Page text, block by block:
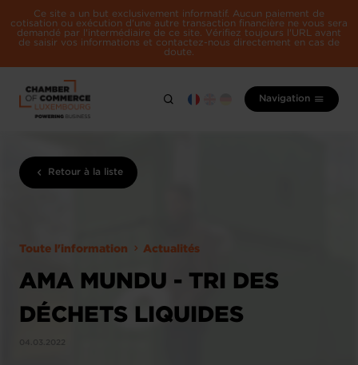
Ce site a un but exclusivement informatif. Aucun paiement de
cotisation ou exécution d'une autre transaction financière ne vous sera
demandé par l'intermédiaire de ce site. Vérifiez toujours l'URL avant
de saisir vos informations et contactez-nous directement en cas de
doute.
Navigation
Retour à la liste
Toute l'information Actualités
AMA MUNDU - TRI DES
DÉCHETS LIQUIDES